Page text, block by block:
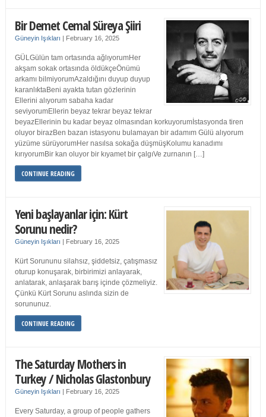
Bir Demet Cemal Süreya Şiiri
Güneyin Işıkları | February 16, 2025
GÜLGülün tam ortasında ağlıyorumHer
akşam sokak ortasında öldükçeÖnümü
arkamı bilmiyorumAzaldığını duyup duyup
karanlıktaBeni ayakta tutan gözlerinin
Ellerini alıyorum sabaha kadar
seviyorumEllerin beyaz tekrar beyaz tekrar
beyazEllerinin bu kadar beyaz olmasından korkuyorumİstasyonda tiren
oluyor birazBen bazan istasyonu bulamayan bir adamım Gülü alıyorum
yüzüme sürüyorumHer nasılsa sokağa düşmüşKolumu kanadımı
kırıyorumBir kan oluyor bir kıyamet bir çalgıVe zurnanın […]
CONTINUE READING
Yeni başlayanlar için: Kürt
Sorunu nedir?
Güneyin Işıkları | February 16, 2025
Kürt Sorununu silahsız, şiddetsiz, çatışmasız
oturup konuşarak, birbirimizi anlayarak,
anlatarak, anlaşarak barış içinde çözmeliyiz.
Çünkü Kürt Sorunu aslında sizin de
sorununuz.
CONTINUE READING
The Saturday Mothers in
Turkey / Nicholas Glastonbury
Güneyin Işıkları | February 16, 2025
Every Saturday, a group of people gathers